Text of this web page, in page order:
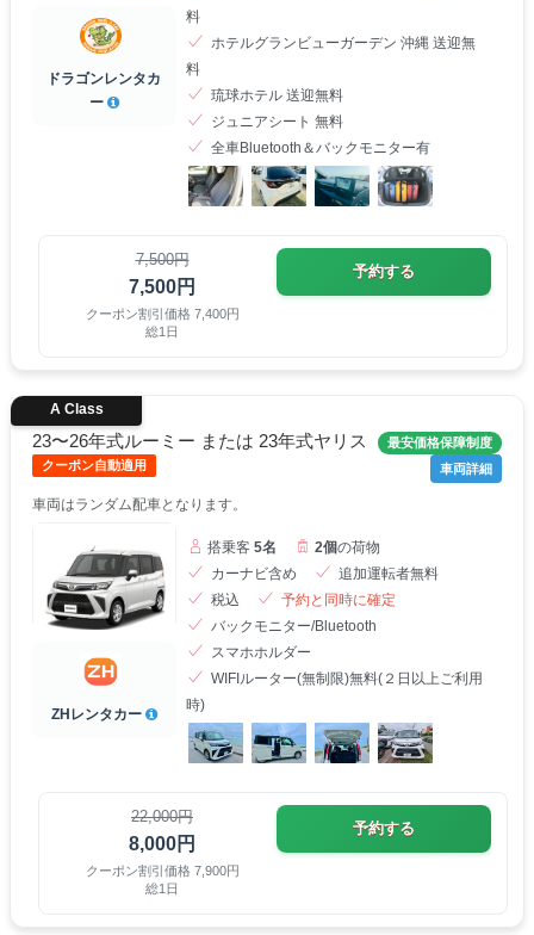
ドラゴンレンタカ
ー
料
ホテルグランビューガーデン 沖縄 送迎無
料
琉球ホテル 送迎無料
ジュニアシート 無料
全車Bluetooth＆バックモニター有
7,500円
7,500円
クーポン割引価格 7,400円
総1日
予約する
23〜26年式ルーミー または 23年式ヤリス
最安価格保障制度
クーポン自動適用
車両詳細
A Class
車両はランダム配車となります。
ZHレンタカー
搭乗客5名 2個の荷物
カーナビ含め
追加運転者無料
税込
予約と同時に確定
バックモニター/Bluetooth
スマホホルダー
WIFIルーター(無制限)無料(２日以上ご利用
時)
22,000円
8,000円
クーポン割引価格 7,900円
総1日
予約する